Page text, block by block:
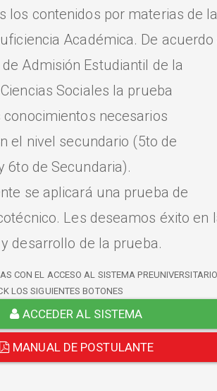
los contenidos por materias de la
Académica. De acuerdo
Admisión Estudiantil de la
Sociales la prueba
necesarios
el nivel secundario (5to de
6to de Secundaria).
se aplicará una prueba de
Les deseamos éxito en
desarrollo de la prueba.
CON EL ACCESO AL SISTEMA PREUNIVERSITARIO
LOS SIGUIENTES BOTONES
ACCEDER AL SISTEMA
MANUAL DE POSTULANTE